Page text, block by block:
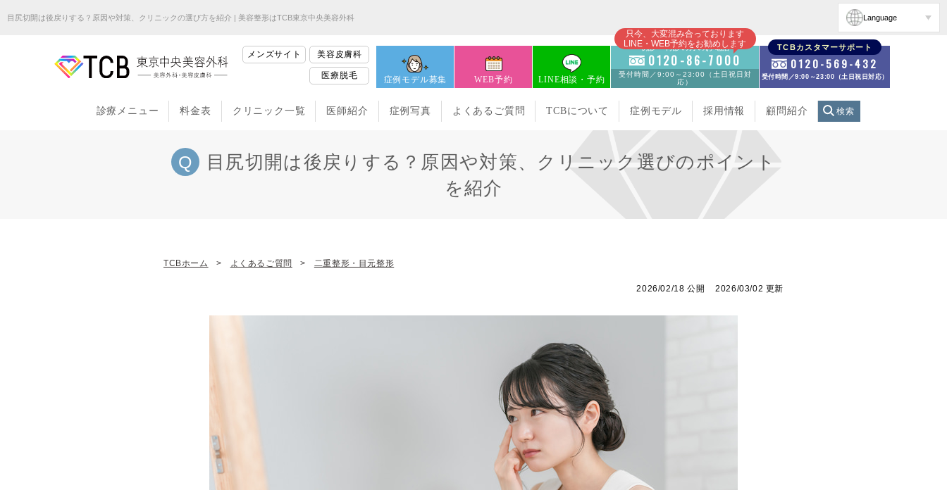
目尻切開は後戻りする？原因や対策、クリニックの選び方を紹介 | 美容整形はTCB東京中央美容外科 Language
メンズサイト 美容皮膚科
医療脱毛 症例モデル募集 WEB予約 LINE相談・予約
只今、大変混み合っております
LINE・WEB予約をお勧めします
初診・再診の方のお電話
0120-86-7000
受付時間／9:00～23:00（土日祝日対
応）
TCBカスタマーサポート
0120-569-432
受付時間／9:00～23:00（土日祝日対応）
診療メニュー 料金表 クリニック一覧 医師紹介 症例写真 よくあるご質問 TCBについて 症例モデル 採用情報 顧問紹介 検索
目尻切開は後戻りする？原因や対策、クリニック選びのポイント
を紹介
TCBホーム よくあるご質問 二重整形・目元整形
2026/02/18 公開 2026/03/02 更新